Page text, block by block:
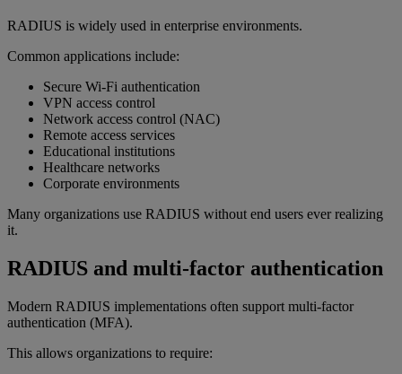
RADIUS is widely used in enterprise environments.
Common applications include:
Secure Wi-Fi authentication
VPN access control
Network access control (NAC)
Remote access services
Educational institutions
Healthcare networks
Corporate environments
Many organizations use RADIUS without end users ever realizing
it.
RADIUS and multi-factor authentication
Modern RADIUS implementations often support multi-factor
authentication (MFA).
This allows organizations to require: